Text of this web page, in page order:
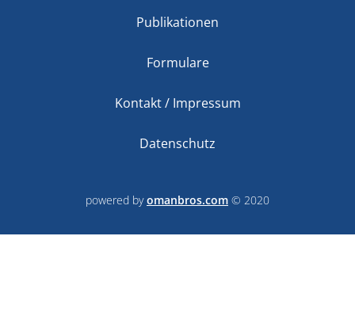
Publikationen
Formulare
Kontakt / Impressum
Datenschutz
powered byomanbros.com © 2020